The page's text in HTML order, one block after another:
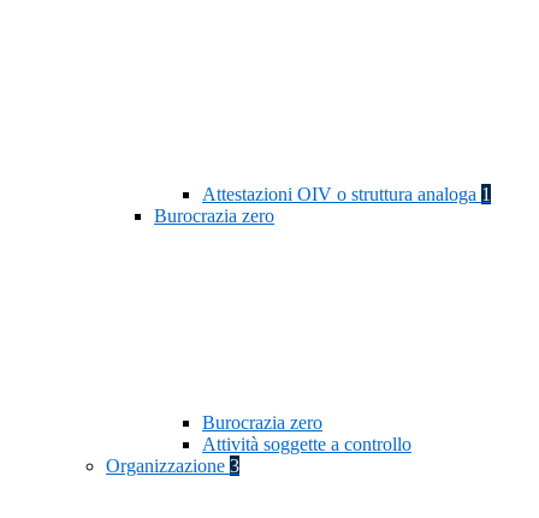
Attestazioni OIV o struttura analoga 1
Burocrazia zero
Burocrazia zero
Attività soggette a controllo
Organizzazione 3